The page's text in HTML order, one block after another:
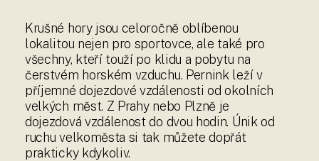
Krušné hory jsou celoročně oblíbenou
lokalitou nejen pro sportovce, ale také pro
všechny, kteří touží po klidu a pobytu na
čerstvém horském vzduchu. Pernink leží v
příjemné dojezdové vzdálenosti od okolních
velkých měst. Z Prahy nebo Plzně je
dojezdová vzdálenost do dvou hodin. Únik od
ruchu velkoměsta si tak můžete dopřát
prakticky kdykoliv.